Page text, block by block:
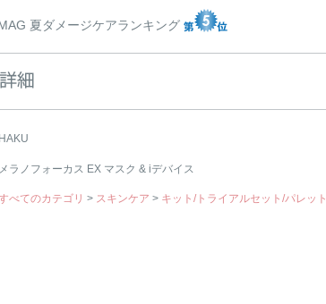
夏ダメージケアランキング
HAKU
メラノフォーカス EX マスク & iデバイス
べてのカテゴリ > スキンケア > キット/トライアルセット/パレット